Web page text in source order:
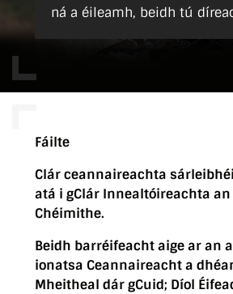
ná a éileamh, beidh tú
Fáilte
Clár ceannaireachta
atá i gClár Innealtóireachta an
Chéimithe.
Beidh barréifeacht aige ar an
ionatsa Ceannaireacht a
Mheitheal dár gCuid; Díol